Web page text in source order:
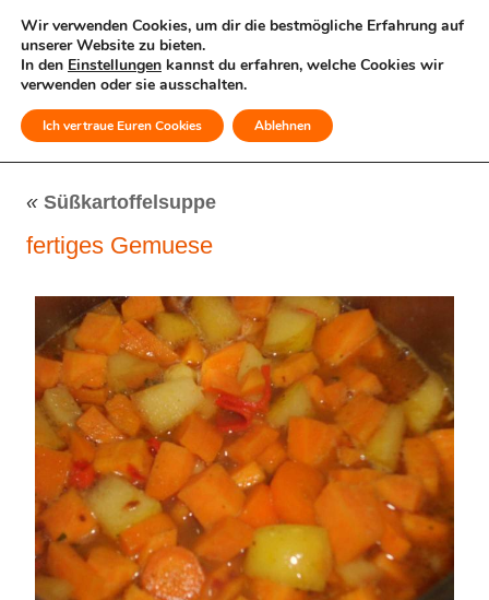
MENÜ
« Süßkartoffelsuppe
fertiges Gemuese
Wir verwenden Cookies, um dir die bestmögliche Erfahrung auf
unserer Website zu bieten.
In den Einstellungen kannst du erfahren, welche Cookies wir
verwenden oder sie ausschalten.
Ich vertraue Euren Cookies Ablehnen